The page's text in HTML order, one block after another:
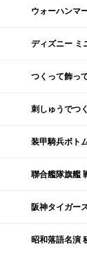
ウォーハンマ
ディズニー ミ
つくって飾っ
刺しゅうでつ
装甲騎兵ボト
聯合艦隊旗艦
阪神タイガー
昭和落語名演